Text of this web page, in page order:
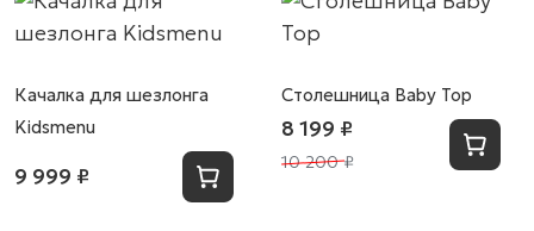
Качалка для шезлонга
Kidsmenu
9 999 ₽
Столешница Baby Top
8 199 ₽
10 200 ₽